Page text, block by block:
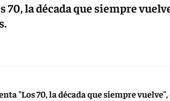
la década que siempre
"Los 70, la década que siempre vuelve",